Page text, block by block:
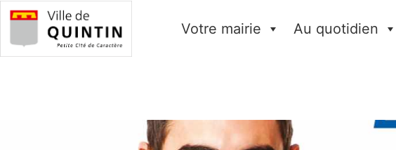
Votre mairie Au quotidien